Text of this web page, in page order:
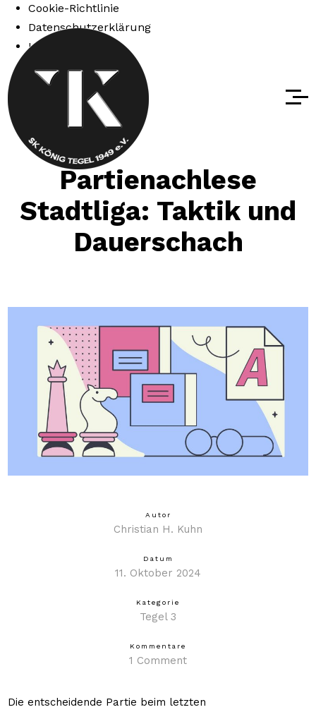
Cookie-Richtlinie
Datenschutzerklärung
Impressum
Partienachlese
Stadtliga: Taktik und
Dauerschach
Autor
Christian H. Kuhn
Datum
11. Oktober 2024
Kategorie
Tegel 3
Kommentare
1 Comment
Die entscheidende Partie beim letzten